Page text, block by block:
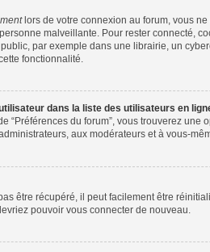
lors de votre connexion au forum, vous
malveillante. Pour rester connecté,
par exemple dans une librairie, un
fonctionnalité.
dans la liste des utilisateurs en
“Préférences du forum”, vous trouverez une
aux modérateurs et à vous-
être récupéré, il peut facilement être
pouvoir vous connecter de nouveau.